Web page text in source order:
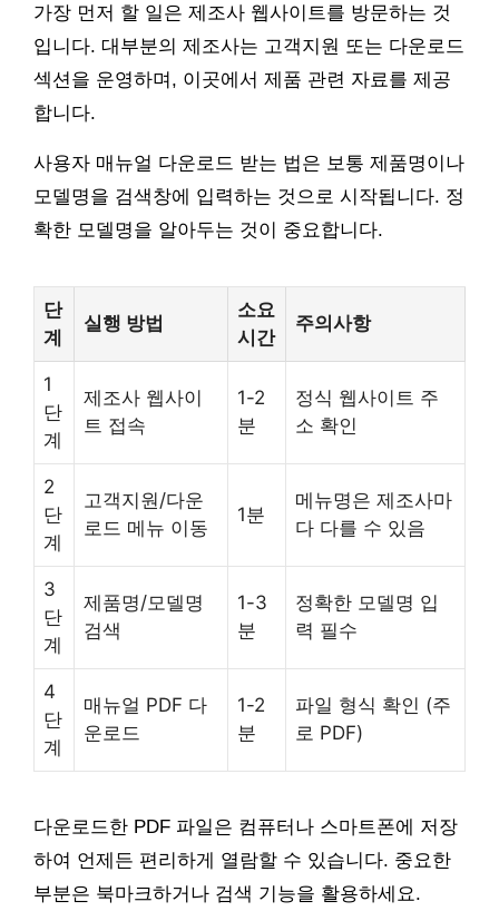
가장 먼저 할 일은 제조사 웹사이트를 방문하는 것
입니다. 대부분의 제조사는 고객지원 또는 다운로드
섹션을 운영하며, 이곳에서 제품 관련 자료를 제공
합니다.
사용자 매뉴얼 다운로드 받는 법은 보통 제품명이나
모델명을 검색창에 입력하는 것으로 시작됩니다. 정
확한 모델명을 알아두는 것이 중요합니다.
단
계
실행 방법
소요
시간
주의사항
1
단
계
제조사 웹사이
트 접속
1-2
분
정식 웹사이트 주
소 확인
2
단
계
고객지원/다운
로드 메뉴 이동
1분
메뉴명은 제조사마
다 다를 수 있음
3
단
계
제품명/모델명
검색
1-3
분
정확한 모델명 입
력 필수
4
단
계
매뉴얼 PDF 다
운로드
1-2
분
파일 형식 확인 (주
로 PDF)
다운로드한 PDF 파일은 컴퓨터나 스마트폰에 저장
하여 언제든 편리하게 열람할 수 있습니다. 중요한
부분은 북마크하거나 검색 기능을 활용하세요.